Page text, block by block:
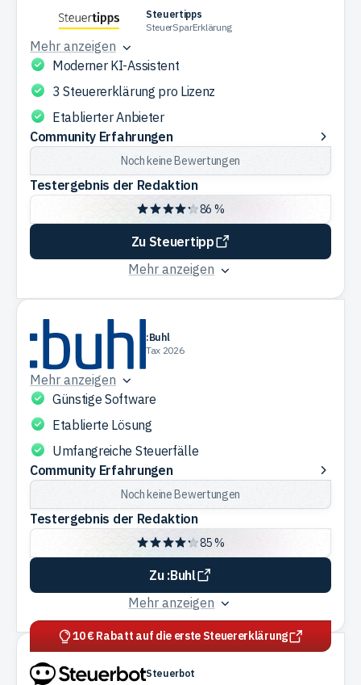
Steuertipps
SteuerSparErklärung
Mehr anzeigen
Moderner KI-Assistent
3 Steuererklärung pro Lizenz
Etablierter Anbieter
Community
Erfahrungen
Community Erfahrungen
Noch keine Bewertungen
Testergebnis der Redaktion
86 %
Zu Steuertipp
Mehr anzeigen
:Buhl
Tax 2026
Mehr anzeigen
Günstige Software
Etablierte Lösung
Umfangreiche Steuerfälle
Community
Erfahrungen
Community Erfahrungen
Noch keine Bewertungen
Testergebnis der Redaktion
85 %
Zu :Buhl
Mehr anzeigen
10 € Rabatt auf die erste Steuererklärung
Steuerbot